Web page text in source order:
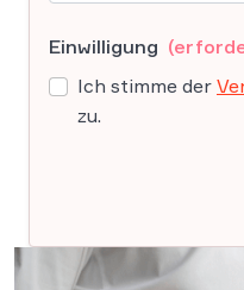
Einwilligung
Ich stimme der
zu.